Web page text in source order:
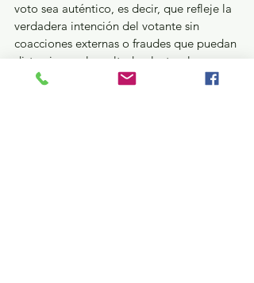
voto sea auténtico, es decir, que refleje la
verdadera intención del votante sin
coacciones externas o fraudes que puedan
distorsionar el resultado electoral.